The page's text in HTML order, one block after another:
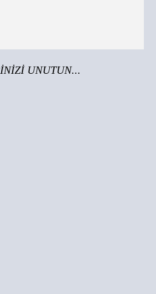
UNUTUN...